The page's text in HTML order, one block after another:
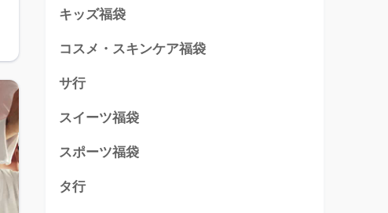
キッズ福袋
コスメ・スキンケア福袋
サ行
スイーツ福袋
スポーツ福袋
タ行